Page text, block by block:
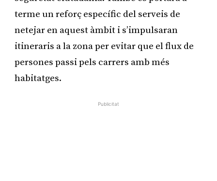
terme un reforç específic del serveis de
netejar en aquest àmbit i s’impulsaran
itineraris a la zona per evitar que el flux de
persones passi pels carrers amb més
habitatges.
Publicitat